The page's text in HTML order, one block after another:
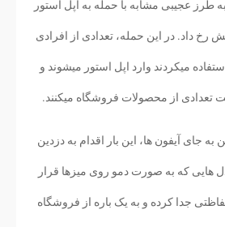
طرز عجیبی مشابه با حمله به اپل استور
رخ داد. در این حمله، تعدادی از افرادی
میکردند وارد اپل استور میشوند و
تعدادی از محصولات فروشگاه میکنند.
به جای آیفون ها، این بار اقدام به دزدین
هایی که به صورت دمو روی میزها قرار
جدا کرده و به یک باره از فروشگاه